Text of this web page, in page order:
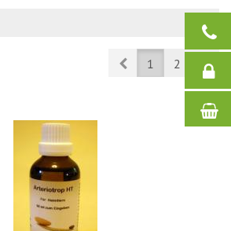
Prev1 2